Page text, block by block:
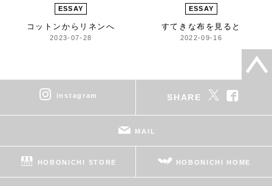
ESSAY
コットンからリネンへ
2023-07-28
ESSAY
すてきな布を見ると
2022-09-16
instagram SHARE
MAIL
HOBONICHI STORE HOBONICHI HOME